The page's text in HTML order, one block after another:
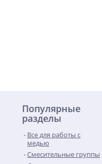
Популярные
разделы
Все для работы с
медью
Смесительные группы